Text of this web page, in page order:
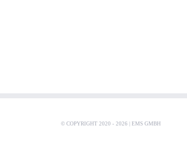
© COPYRIGHT 2020 - 2026 | EMS GMBH